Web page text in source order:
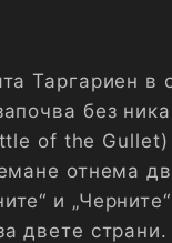
Таргариен
без
of the
отнема
и
двете